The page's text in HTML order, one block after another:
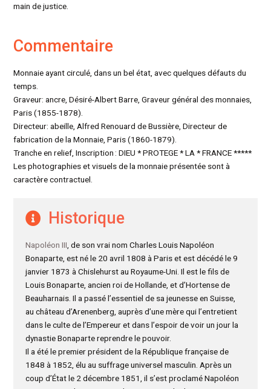
main de justice.
Commentaire
Monnaie ayant circulé, dans un bel état, avec quelques défauts du
temps.
Graveur: ancre, Désiré-Albert Barre, Graveur général des monnaies,
Paris (1855-1878).
Directeur: abeille, Alfred Renouard de Bussière, Directeur de
fabrication de la Monnaie, Paris (1860-1879).
Tranche en relief, Inscription : DIEU * PROTEGE * LA * FRANCE *****
Les photographies et visuels de la monnaie présentée sont à
caractère contractuel.
Historique
Napoléon III, de son vrai nom Charles Louis Napoléon
Bonaparte, est né le 20 avril 1808 à Paris et est décédé le 9
janvier 1873 à Chislehurst au Royaume-Uni. Il est le fils de
Louis Bonaparte, ancien roi de Hollande, et d’Hortense de
Beauharnais. Il a passé l’essentiel de sa jeunesse en Suisse,
au château d’Arenenberg, auprès d’une mère qui l’entretient
dans le culte de l’Empereur et dans l’espoir de voir un jour la
dynastie Bonaparte reprendre le pouvoir.
Il a été le premier président de la République française de
1848 à 1852, élu au suffrage universel masculin. Après un
coup d’État le 2 décembre 1851, il s’est proclamé Napoléon